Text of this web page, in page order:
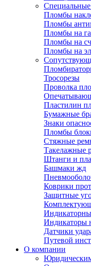
Пломбы
Пломбы
Пломбы на
Пломбы на
Пломбы на
Тросорезы
Проволка
Пластилин
Бумажные
Знаки
Пломбы
Стяжные
Такелажные
Штанги и
Башмаки жд
Коврики
Защитные
Индикаторы
Датчики
Путевой
О компании